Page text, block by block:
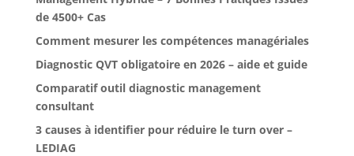
de 4500+ Cas
Comment mesurer les compétences managériales
Diagnostic QVT obligatoire en 2026 – aide et guide
Comparatif outil diagnostic management
consultant
3 causes à identifier pour réduire le turn over –
LEDIAG